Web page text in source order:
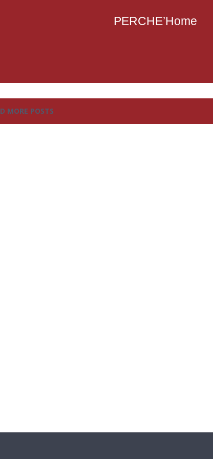
PERCHE’Home
MORE POSTS